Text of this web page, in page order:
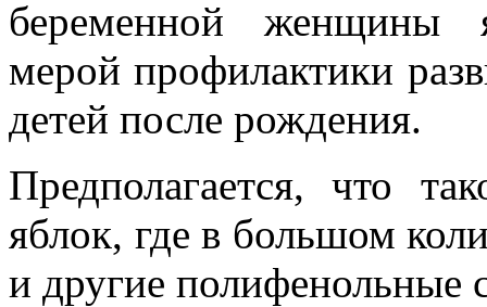
беременной женщины
мерой профилактики
детей после рождения.
Предполагается, что
яблок, где в большом
и другие полифенольные